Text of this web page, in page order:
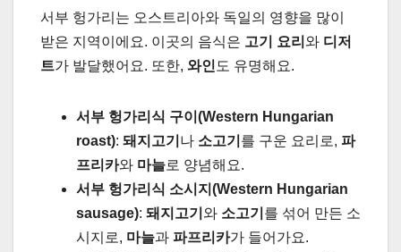
서부 헝가리는 오스트리아와 독일의 영향을 많이
받은 지역이에요. 이곳의 음식은 고기 요리 와 디저
트가 발달했어요. 또한, 와인 도 유명해요.
서부 헝가리식 구이(Western Hungarian
roast): 돼지고기 나 소고기 를 구운 요리로, 파
프리카와 마늘로 양념해요.
서부 헝가리식 소시지(Western Hungarian
sausage): 돼지고기 와 소고기 를 섞어 만든 소
시지로, 마늘과 파프리카가 들어가요.